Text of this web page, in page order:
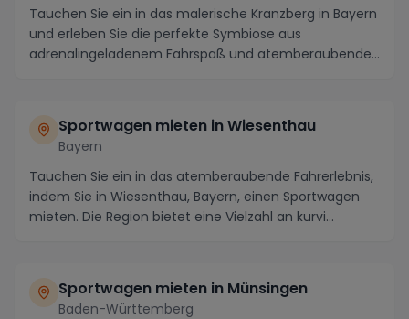
Tauchen Sie ein in das malerische Kranzberg in Bayern
und erleben Sie die perfekte Symbiose aus
adrenalingeladenem Fahrspaß und atemberaubender
Sportwagen mieten in Wiesenthau
Bayern
Tauchen Sie ein in das atemberaubende Fahrerlebnis,
indem Sie in Wiesenthau, Bayern, einen Sportwagen
mieten. Die Region bietet eine Vielzahl an kurvi...
Sportwagen mieten in Münsingen
Baden-Württemberg